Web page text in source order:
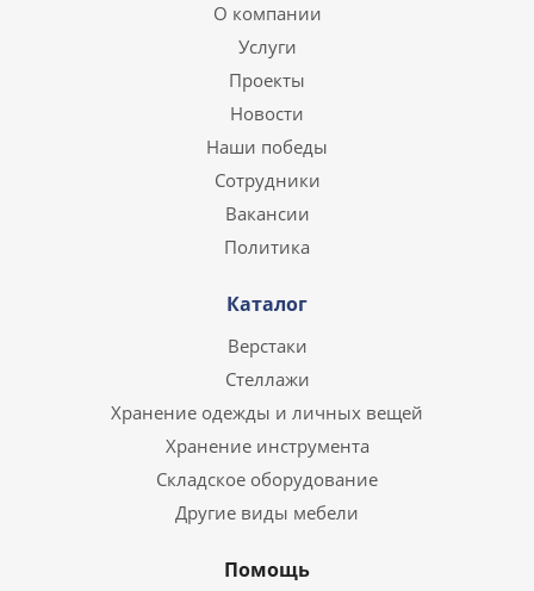
О компании
Услуги
Проекты
Новости
Наши победы
Сотрудники
Вакансии
Политика
Каталог
Верстаки
Стеллажи
Хранение одежды и личных вещей
Хранение инструмента
Складское оборудование
Другие виды мебели
Помощь